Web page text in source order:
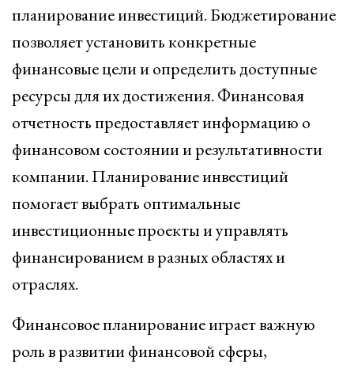
планирование инвестиций. Бюджетирование
позволяет установить конкретные
финансовые цели и определить доступные
ресурсы для их достижения. Финансовая
отчетность предоставляет информацию о
финансовом состоянии и результативности
компании. Планирование инвестиций
помогает выбрать оптимальные
инвестиционные проекты и управлять
финансированием в разных областях и
отраслях.
Финансовое планирование играет важную
роль в развитии финансовой сферы,